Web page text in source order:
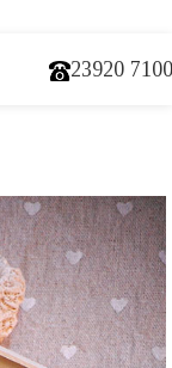
23920